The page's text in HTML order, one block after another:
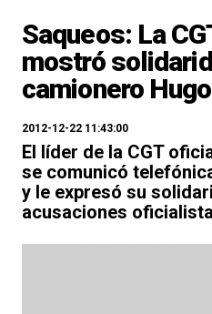
Saqueos: La
mostró
camionero
2012-12-22 11:43:00
El líder de la CGT
se comunicó
y le expresó su
acusaciones